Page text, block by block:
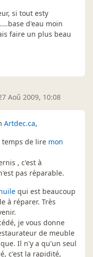
si tout esty
d'eau moin
faire un plus beau
Aoû 2009, 10:08
Artdec.ca,
temps de lire mon
, c'est à
pas réparable.
qui est beaucoup
à réparer. Très
je vous donne
de meuble
Il n'y a qu'un seul
c'est la rapidité,